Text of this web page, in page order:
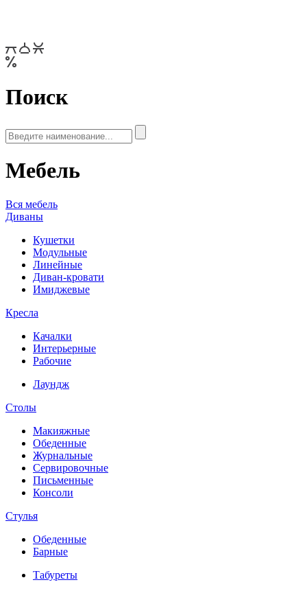
Поиск
Мебель
Вся мебель
Диваны
Кушетки
Модульные
Линейные
Диван-кровати
Имиджевые
Кресла
Качалки
Интерьерные
Рабочие
Лаундж
Столы
Макияжные
Обеденные
Журнальные
Сервировочные
Письменные
Консоли
Стулья
Обеденные
Барные
Табуреты